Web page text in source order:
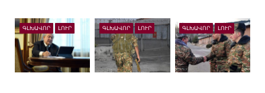
ԳԼԽԱՎՈՐ ԼՈՒՐ ԳԼԽԱՎՈՐ ԼՈՒՐ ԳԼԽԱՎՈՐ ԼՈՒՐ